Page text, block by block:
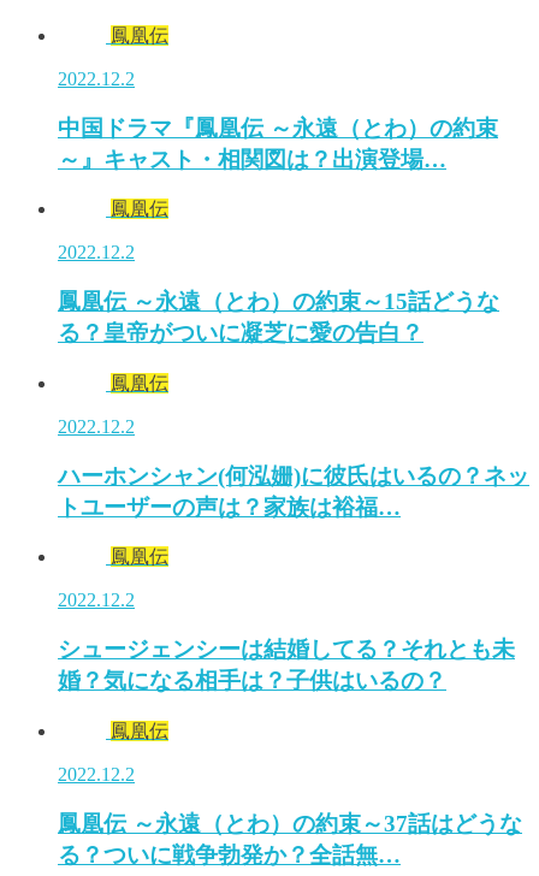
鳳凰伝
2022.12.2
中国ドラマ『鳳凰伝 ～永遠（とわ）の約束
～』キャスト・相関図は？出演登場…
鳳凰伝
2022.12.2
鳳凰伝 ～永遠（とわ）の約束～15話どうな
る？皇帝がついに凝芝に愛の告白？
鳳凰伝
2022.12.2
ハーホンシャン(何泓姗)に彼氏はいるの？ネッ
トユーザーの声は？家族は裕福…
鳳凰伝
2022.12.2
シュージェンシーは結婚してる？それとも未
婚？気になる相手は？子供はいるの？
鳳凰伝
2022.12.2
鳳凰伝 ～永遠（とわ）の約束～37話はどうな
る？ついに戦争勃発か？全話無…